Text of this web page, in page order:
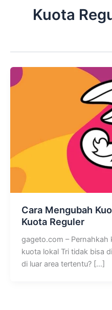
Kuota
Cara Mengubah
Kuota Reguler
gageto.com – Pernahkah
kuota lokal Tri tidak bisa
di luar area tertentu? […]